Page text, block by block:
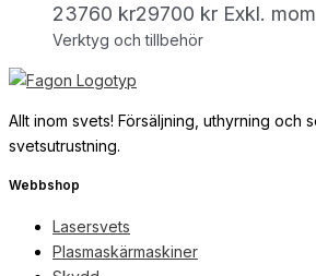
23760 kr29700 kr Exkl.
Verktyg och tillbehör
Allt inom svets! Försäljning, uthyrning och
svetsutrustning.
Webbshop
Lasersvets
Plasmaskärmaskiner